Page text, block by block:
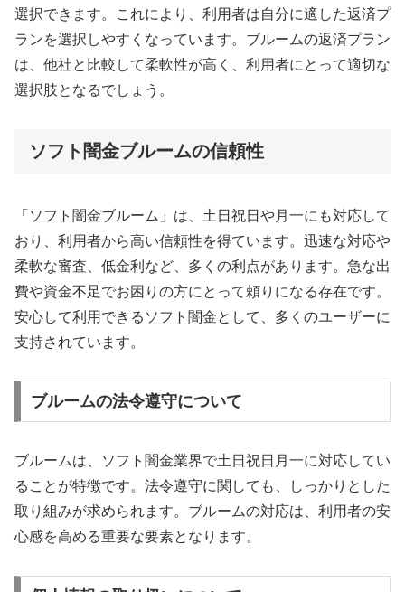
選択できます。これにより、利用者は自分に適した返済プ
ランを選択しやすくなっています。ブルームの返済プラン
は、他社と比較して柔軟性が高く、利用者にとって適切な
選択肢となるでしょう。
ソフト闇金ブルームの信頼性
「ソフト闇金ブルーム」は、土日祝日や月一にも対応して
おり、利用者から高い信頼性を得ています。迅速な対応や
柔軟な審査、低金利など、多くの利点があります。急な出
費や資金不足でお困りの方にとって頼りになる存在です。
安心して利用できるソフト闇金として、多くのユーザーに
支持されています。
ブルームの法令遵守について
ブルームは、ソフト闇金業界で土日祝日月一に対応してい
ることが特徴です。法令遵守に関しても、しっかりとした
取り組みが求められます。ブルームの対応は、利用者の安
心感を高める重要な要素となります。